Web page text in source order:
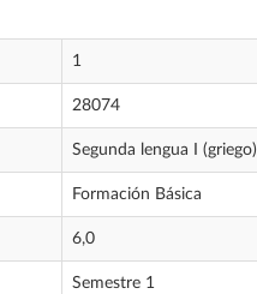
1
28074
Segunda lengua I (griego)
Formación Básica
6,0
Semestre 1